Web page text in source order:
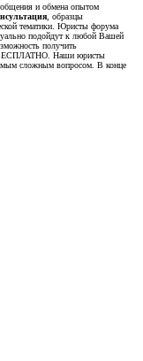
и обмена опытом
, образцы
тематики. Юристы форума
подойдут к любой Вашей
получить
БЕСПЛАТНО. Наши юристы
сложным вопросом. В конце